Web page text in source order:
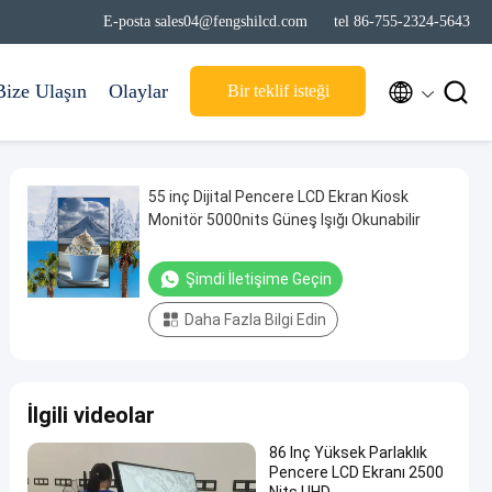
E-posta sales04@fengshilcd.com tel 86-755-2324-5643
Ulaşın Olaylar Bir teklif isteği  
55 inç Dijital Pencere LCD Ekran Kiosk
Monitör 5000nits Güneş Işığı Okunabilir
Şimdi İletişime Geçin
Daha Fazla Bilgi Edin
İlgili videolar
86 Inç Yüksek Parlaklık
Pencere LCD Ekranı 2500